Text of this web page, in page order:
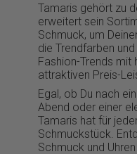
Tamaris gehört zu
erweitert sein
Schmuck, um
die Trendfarben
Fashion-Trends
attraktiven Preis-
Egal, ob Du nach
Abend oder einer
Tamaris hat für
Schmuckstück.
Schmuck und